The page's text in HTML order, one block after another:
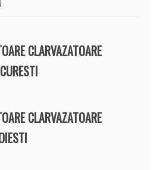
CLARVAZATOARE
CLARVAZATOARE